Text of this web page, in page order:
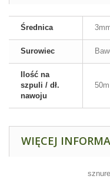
Średnica
Surowiec
Ilość na
szpuli / dł.
nawoju
50m
WIĘCEJ